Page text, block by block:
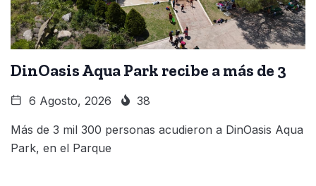
DinOasis Aqua Park recibe a más de 3
6 Agosto, 2026 38
Más de 3 mil 300 personas acudieron a DinOasis Aqua
Park, en el Parque